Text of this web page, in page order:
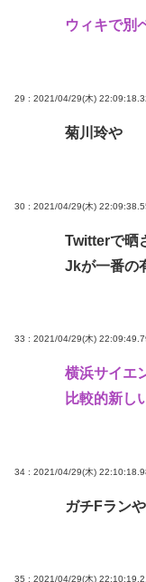
ウィキで別
29 : 2021/04/29(木)
菊川玲や
30 : 2021/04/29(木)
Twitterで晒
Jkが一番の
33 : 2021/04/29(木)
横浜サイエ
比較的新し
34 : 2021/04/29(木)
ガチFラン
35 : 2021/04/29(木)